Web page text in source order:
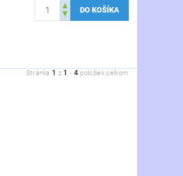
Stránka 1 z 1 - 4 položiek celkom